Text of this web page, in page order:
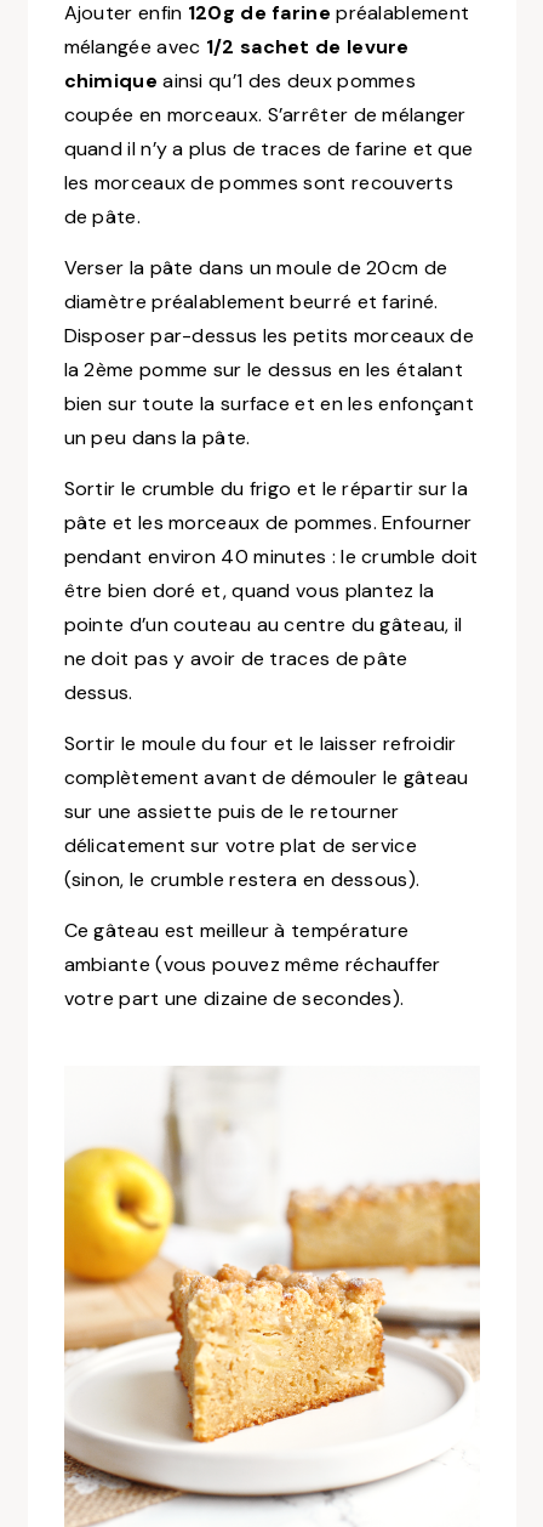
Ajouter enfin 120g de farine préalablement
mélangée avec 1/2 sachet de levure
chimique ainsi qu’1 des deux pommes
coupée en morceaux. S’arrêter de mélanger
quand il n’y a plus de traces de farine et que
les morceaux de pommes sont recouverts
de pâte.
Verser la pâte dans un moule de 20cm de
diamètre préalablement beurré et fariné.
Disposer par-dessus les petits morceaux de
la 2ème pomme sur le dessus en les étalant
bien sur toute la surface et en les enfonçant
un peu dans la pâte.
Sortir le crumble du frigo et le répartir sur la
pâte et les morceaux de pommes. Enfourner
pendant environ 40 minutes : le crumble doit
être bien doré et, quand vous plantez la
pointe d’un couteau au centre du gâteau, il
ne doit pas y avoir de traces de pâte
dessus.
Sortir le moule du four et le laisser refroidir
complètement avant de démouler le gâteau
sur une assiette puis de le retourner
délicatement sur votre plat de service
(sinon, le crumble restera en dessous).
Ce gâteau est meilleur à température
ambiante (vous pouvez même réchauffer
votre part une dizaine de secondes).